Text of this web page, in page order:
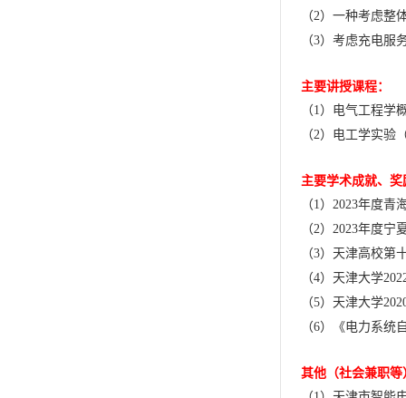
（2） 一种考虑整
（3） 考虑充电服
主要讲授课程：
（1） 电气工程学
（2） 电工学实验
主要学术成就、奖
（1） 2023年度青
（2） 2023年度宁
（3）天津高校第
（4）天津大学
（5）天津大学
（6）《电力系统
其他（社会兼职等